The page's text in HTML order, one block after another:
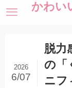
かわい
脱力
の「
ニフ
2026
6/07